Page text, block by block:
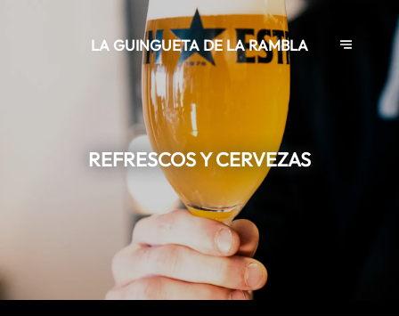
LA GUINGUETA DE LA RAMBLA
REFRESCOS Y CERVEZAS